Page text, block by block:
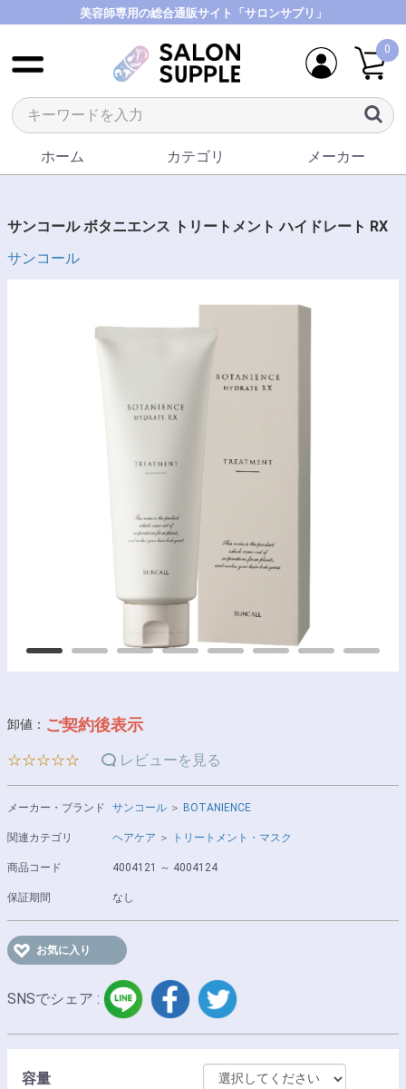
美容師専用の総合通販サイト「サロンサプリ」
0
ホーム カテゴリ メーカー
サンコール ボタニエンス トリートメント ハイドレート RX
サンコール
卸値： ご契約後表示
☆☆☆☆☆ レビューを見る
メーカー・ブランド サンコール ＞ BOTANIENCE
関連カテゴリ ヘアケア ＞ トリートメント・マスク
商品コード 4004121 ～ 4004124
保証期間 なし
お気に入り
SNSでシェア :
LINE facebook
容量